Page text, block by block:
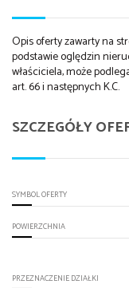
Opis oferty zawarty na
podstawie oględzin
właściciela, może
art. 66 i następnych K.C.
SZCZEGÓŁY
SYMBOL OFERTY
POWIERZCHNIA
PRZEZNACZENIE DZIAŁKI